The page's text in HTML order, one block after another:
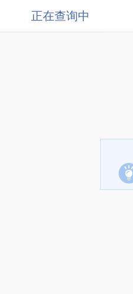
正在查询中